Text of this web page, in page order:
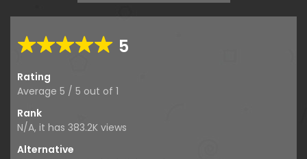
5
Rating
Average 5 / 5 out of 1
Rank
N/A, it has 383.2K views
Alternative